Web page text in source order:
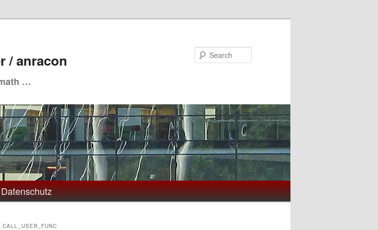
/ anracon
…
Datenschutz
CALL_USER_FUNC